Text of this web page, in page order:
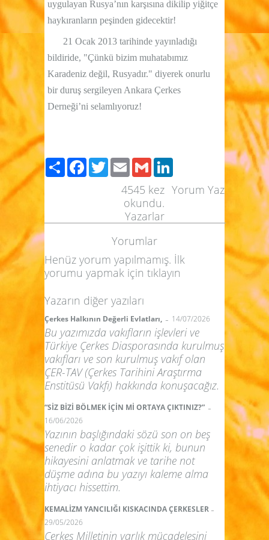
uygulayan Rusya’nın karşısına dikilip yiğitçe
haykıranların peşinden gidecektir!
21 Ocak 2013 tarihinde yayınladığı
bildiride, "Çünkü bizim muhatabımız
Karadeniz değil, Rusyadır." diyerek onurlu
bir duruş sergileyen Ankara Çerkes
Derneği’ni selamlıyoruz!
PaylaşFacebook
TwitterEmailGmail
Yorum Yaz
4545 kez
okundu.
Yazarlar
Yorumlar
Henüz yorum yapılmamış. İlk
yorumu yapmak için tıklayın
Yazarın diğer yazıları
Çerkes Halkının Değerli Evlatları, - 14/07/2026
Bu yazımızda vakıfların işlevleri ve
Türkiye Çerkes Diasporasında kurulmuş
vakıfları ve son kurulmuş vakıf olan
ÇER-TAV (Çerkes Tarihini Araştırma
Enstitüsü Vakfı) hakkında konuşacağız.
“SİZ BİZİ BÖLMEK İÇİN Mİ ORTAYA ÇIKTINIZ?” -
16/06/2026
Yazının başlığındaki sözü son on beş
senedir o kadar çok işittik ki, bunun
hikayesini anlatmak ve tarihe not
düşme adına bu yazıyı kaleme alma
ihtiyacı hissettim.
KEMALİZM YANCILIĞI KISKACINDA ÇERKESLER -
29/05/2026
Çerkes Milletinin varlık mücadelesini